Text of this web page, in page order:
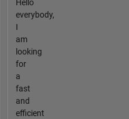
Hello
everybody,
I
am
looking
for
a
fast
and
efficient